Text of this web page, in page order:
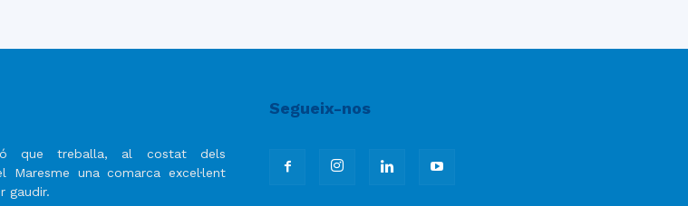
que treballa, al costat dels
Maresme una comarca excel·lent
gaudir.
Segueix-nos